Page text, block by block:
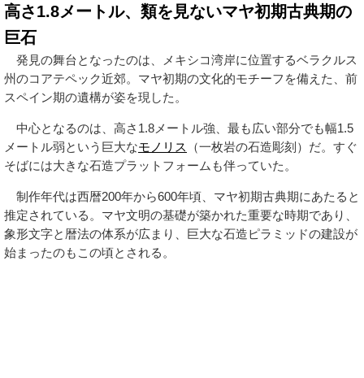
高さ1.8メートル、類を見ないマヤ初期古典期の
巨石
発見の舞台となったのは、メキシコ湾岸に位置するベラクルス
州のコアテペック近郊。マヤ初期の文化的モチーフを備えた、前
スペイン期の遺構が姿を現した。
中心となるのは、高さ1.8メートル強、最も広い部分でも幅1.5
メートル弱という巨大なモノリス
（一枚岩の石造彫刻）だ。すぐ
そばには大きな石造プラットフォームも伴っていた。
制作年代は西暦200年から600年頃、マヤ初期古典期にあたると
推定されている。マヤ文明の基礎が築かれた重要な時期であり、
象形文字と暦法の体系が広まり、巨大な石造ピラミッドの建設が
始まったのもこの頃とされる。